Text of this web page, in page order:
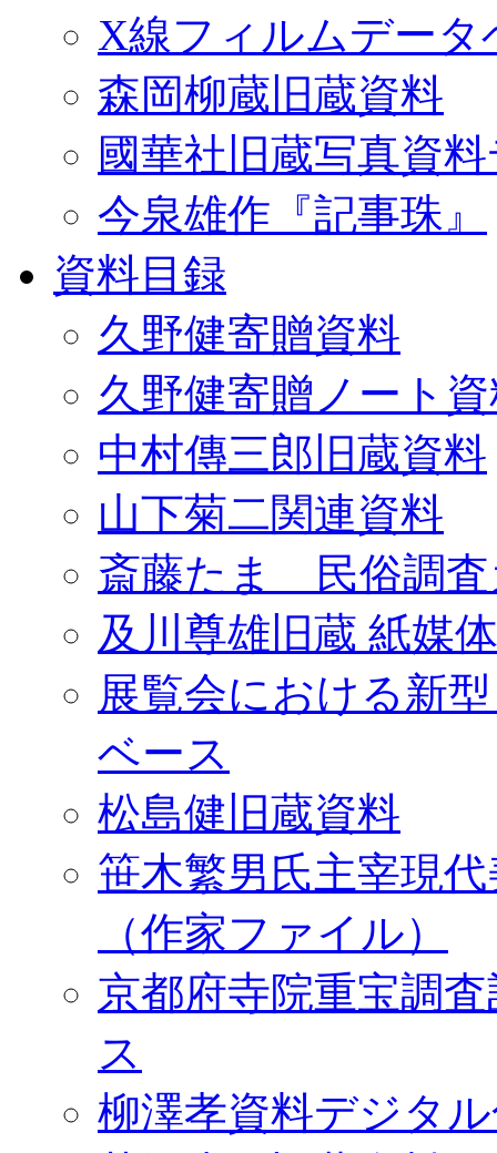
X線フィルムデータ
森岡柳蔵旧蔵資料
國華社旧蔵写真資
今泉雄作『記事珠』
資料目録
久野健寄贈資料
久野健寄贈ノート
中村傳三郎旧蔵資料
山下菊二関連資料
斎藤たま 民俗調査
及川尊雄旧蔵 紙媒
展覧会における新
ベース
松島健旧蔵資料
笹木繁男氏主宰現
（作家ファイル）
京都府寺院重宝調
ス
柳澤孝資料デジタ